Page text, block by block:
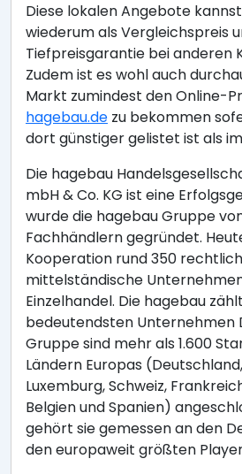
Diese lokalen Angebote
wiederum als Vergleichspreis
Tiefpreisgarantie bei anderen
Zudem ist es wohl auch
Markt zumindest den Online-
hagebau.de zu bekommen
dort günstiger gelistet ist als
Die hagebau
mbH & Co. KG ist eine
wurde die hagebau Gruppe
Fachhändlern gegründet.
Kooperation rund 350
mittelständische
Einzelhandel. Die hagebau
bedeutendsten Unternehmen
Gruppe sind mehr als 1.600
Ländern Europas
Luxemburg, Schweiz,
Belgien und Spanien)
gehört sie gemessen an den
den europaweit größten